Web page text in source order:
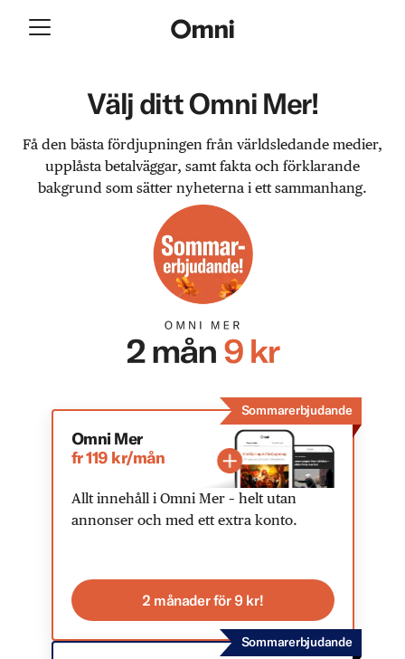
Välj ditt Omni Mer!
Få den bästa fördjupningen från världsledande medier,
upplåsta betalväggar, samt fakta och förklarande
bakgrund som sätter nyheterna i ett sammanhang.
Sommarerbjudande
Omni Mer
fr 119 kr/mån
Allt innehåll i Omni Mer – helt utan
annonser och med ett extra konto.
2 månader för 9 kr!
Sommarerbjudande